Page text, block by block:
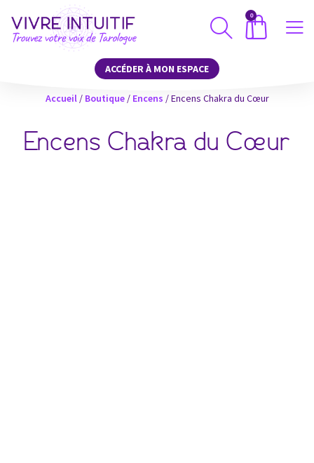
0
ACCÉDER À MON ESPACE
Accueil/ Boutique/ Encens / Encens Chakra du Cœur
Encens Chakra du Cœur